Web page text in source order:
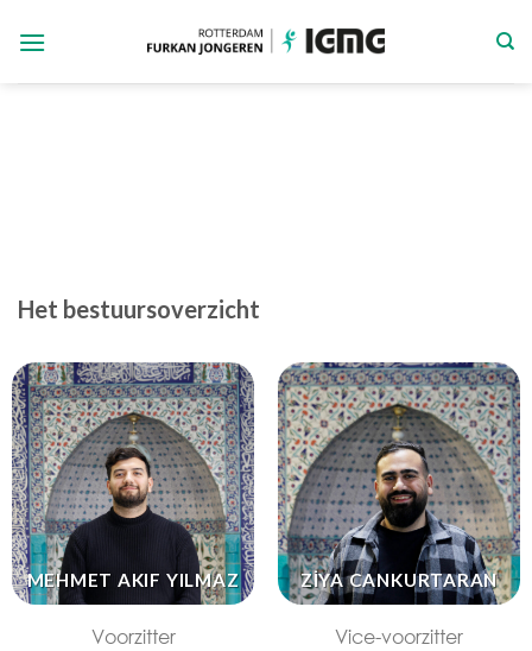
naar
Het bestuursoverzicht
MEHMET AKIF YILMAZ
Voorzitter
ZİYA CANKURTARAN
Vice-voorzitter